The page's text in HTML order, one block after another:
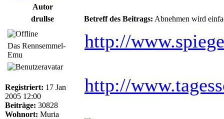
Autor
drullse
Betreff des Beitrags: Abnehmen wird
Das Rennsemmel-
Emu
Registriert: 17 Jan
2005 12:00
Beiträge: 30828
Wohnort: Muria
http://
http://